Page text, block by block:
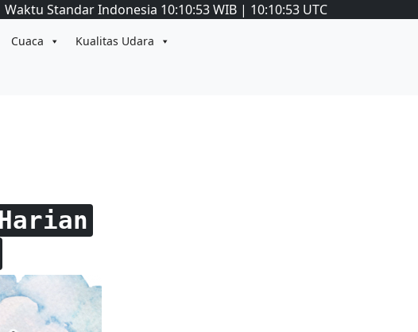
Waktu Standar Indonesia 10:10:54WIB | 10:10:54 UTC
Cuaca Kualitas Udara